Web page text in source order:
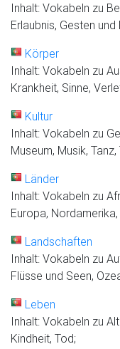
Inhalt: Vokabeln zu
Erlaubnis, Gesten
Körper
Inhalt: Vokabeln zu
Krankheit, Sinne,
Kultur
Inhalt: Vokabeln zu
Museum, Musik,
Länder
Inhalt: Vokabeln zu
Europa,
Landschaften
Inhalt: Vokabeln zu
Flüsse und Seen,
Leben
Inhalt: Vokabeln zu
Kindheit, Tod;